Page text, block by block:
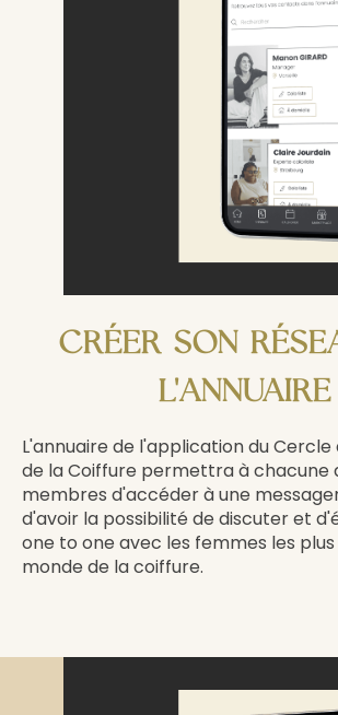
CRÉER SON
L'ANNUAIRE
L'annuaire de l'application du Cercle
de la Coiffure permettra à chacune
membres d'accéder à une
d'avoir la possibilité de discuter et
one to one avec les femmes les
monde de la coiffure.